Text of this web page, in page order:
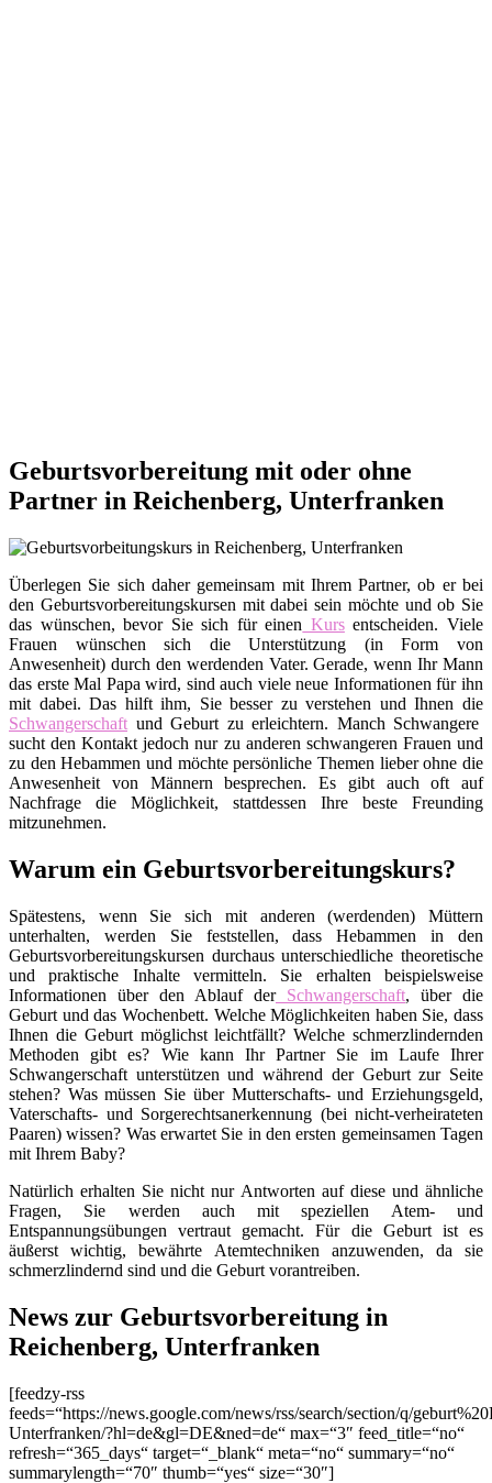
Geburtsvorbereitung mit oder ohne
Partner in Reichenberg, Unterfranken
Überlegen Sie sich daher gemeinsam mit Ihrem Partner, ob er bei
den Geburtsvorbereitungskursen mit dabei sein möchte und ob Sie
das wünschen, bevor Sie sich für einen Kursentscheiden. Viele
Frauen wünschen sich die Unterstützung (in Form von
Anwesenheit) durch den werdenden Vater. Gerade, wenn Ihr Mann
das erste Mal Papa wird, sind auch viele neue Informationen für ihn
mit dabei. Das hilft ihm, Sie besser zu verstehen und Ihnen die
Schwangerschaft und Geburt zu erleichtern. Manch Schwangere
sucht den Kontakt jedoch nur zu anderen schwangeren Frauen und
zu den Hebammen und möchte persönliche Themen lieber ohne die
Anwesenheit von Männern besprechen. Es gibt auch oft auf
Nachfrage die Möglichkeit, stattdessen Ihre beste Freunding
mitzunehmen.
Warum ein Geburtsvorbereitungskurs?
Spätestens, wenn Sie sich mit anderen (werdenden) Müttern
unterhalten, werden Sie feststellen, dass Hebammen in den
Geburtsvorbereitungskursen durchaus unterschiedliche theoretische
und praktische Inhalte vermitteln. Sie erhalten beispielsweise
Informationen über den Ablauf derSchwangerschaft, über die
Geburt und das Wochenbett. Welche Möglichkeiten haben Sie, dass
Ihnen die Geburt möglichst leichtfällt? Welche schmerzlindernden
Methoden gibt es? Wie kann Ihr Partner Sie im Laufe Ihrer
Schwangerschaft unterstützen und während der Geburt zur Seite
stehen? Was müssen Sie über Mutterschafts- und Erziehungsgeld,
Vaterschafts- und Sorgerechtsanerkennung (bei nicht-verheirateten
Paaren) wissen? Was erwartet Sie in den ersten gemeinsamen Tagen
mit Ihrem Baby?
Natürlich erhalten Sie nicht nur Antworten auf diese und ähnliche
Fragen, Sie werden auch mit speziellen Atem- und
Entspannungsübungen vertraut gemacht. Für die Geburt ist es
äußerst wichtig, bewährte Atemtechniken anzuwenden, da sie
schmerzlindernd sind und die Geburt vorantreiben.
News zur Geburtsvorbereitung in
Reichenberg, Unterfranken
[feedzy-rss
feeds=“https://news.google.com/news/rss/search/section/q/
Unterfranken/?hl=de&gl=DE&ned=de“ max=“3″ feed_title=“no“
refresh=“365_days“ target=“_blank“ meta=“no“ summary=“no“
summarylength=“70″ thumb=“yes“ size=“30″]